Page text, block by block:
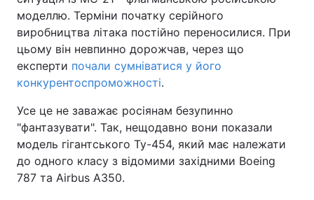
моделлю. Терміни початку серійного
виробництва літака постійно переносилися. При
цьому він невпинно дорожчав, через що
експерти почали сумніватися у його
конкурентоспроможності.
Усе це не заважає росіянам безупинно
"фантазувати". Так, нещодавно вони показали
модель гігантського Ту-454, який має належати
до одного класу з відомими західними Boeing
787 та Airbus A350.